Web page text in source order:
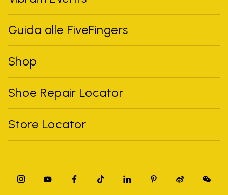
Guida alle FiveFingers
Shop
Shoe Repair Locator
Store Locator